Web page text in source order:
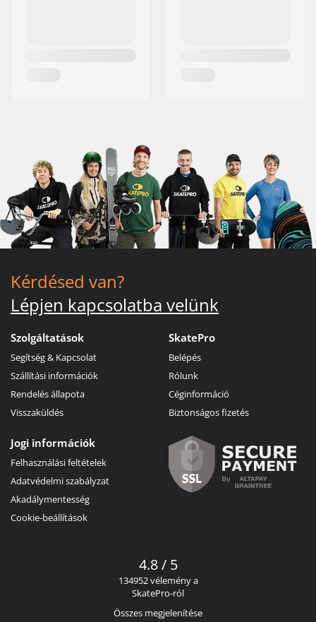
Kérdésed van?
Lépjen kapcsolatba velünk
Szolgáltatások
Segítség & Kapcsolat
Szállítási információk
Rendelés állapota
Visszaküldés
SkatePro
Belépés
Rólunk
Céginformáció
Biztonságos fizetés
Jogi információk
Felhasználási feltételek
Adatvédelmi szabályzat
Akadálymentesség
Cookie-beállítások
4.8 / 5
134952 vélemény a
SkatePro-ról
Összes megjelenítése